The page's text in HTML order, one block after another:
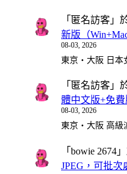
「 匿名訪客 」
新版（
08-03, 2026
東京・大阪 日本
「 匿名訪客 」
體中文版+免費
08-03, 2026
東京・大阪 高
「 bowie 2674
JPEG，可批次